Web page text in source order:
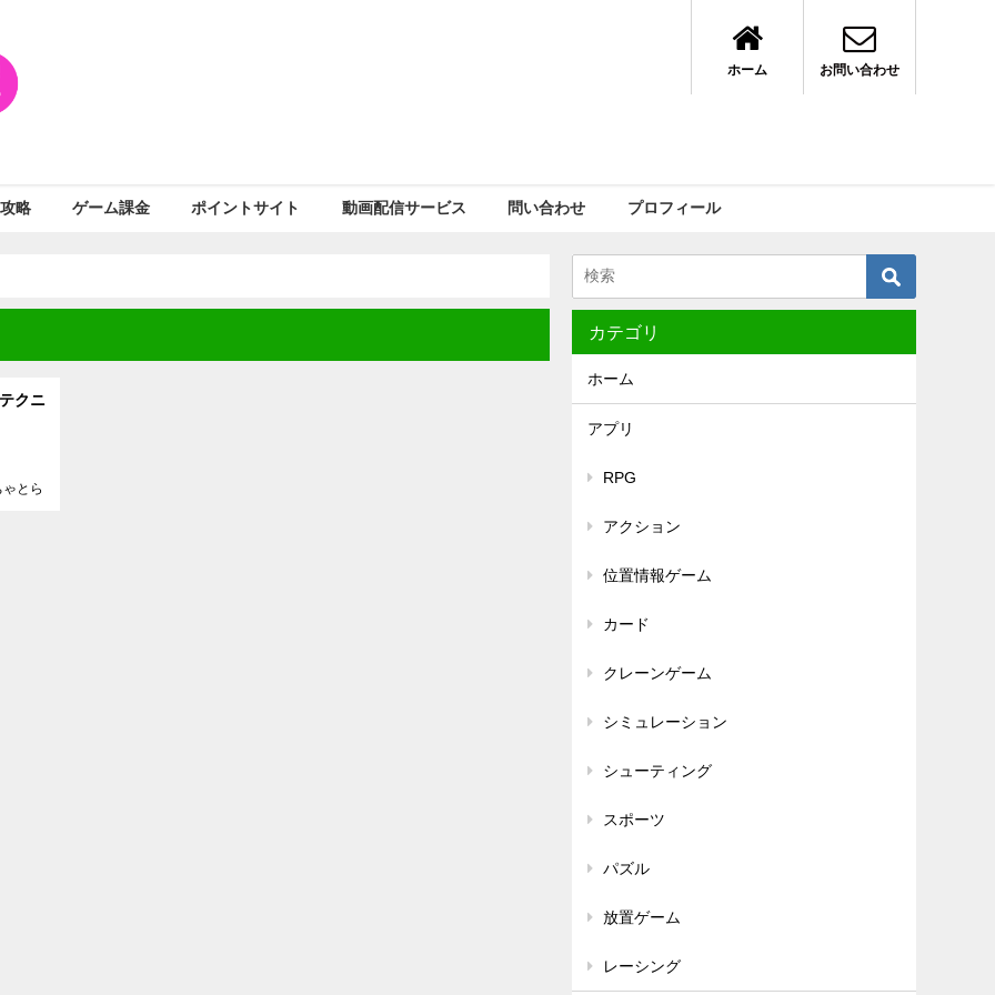
ホーム お問い合わせ
略 ゲーム課金 ポイントサイト 動画配信サービス 問い合わせ プロフィール
クニ
ゃとら
カテゴリ
ホーム
アプリ
RPG
アクション
位置情報ゲーム
カード
クレーンゲーム
シミュレーション
シューティング
スポーツ
パズル
放置ゲーム
レーシング